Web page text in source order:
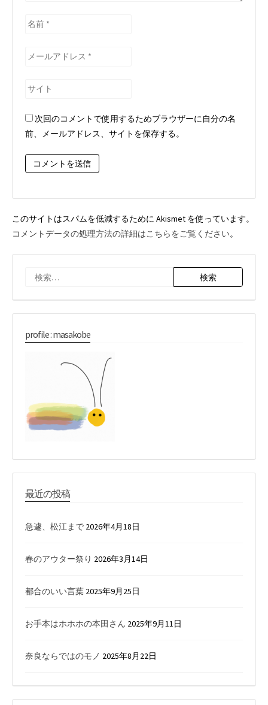
名
メ
ル
ド
レ
*
サ
ト 次回のコメントで使用するためブラウザーに自分の名
前、メールアドレス、サイトを保存する。
このサイトはスパムを低減するために Akismet を使っています。
コメントデータの処理方法の詳細はこちらをご覧ください。
索:
profile : masakobe
最近の投稿
急遽、松江まで 2026年4月18日
春のアウター祭り 2026年3月14日
都合のいい言葉 2025年9月25日
お手本はホホホの本田さん 2025年9月11日
奈良ならではのモノ 2025年8月22日